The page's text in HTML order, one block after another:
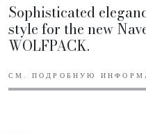
Sophisticated
style for the new
WOLFPACK.
СМ. ПОДРОБНУЮ